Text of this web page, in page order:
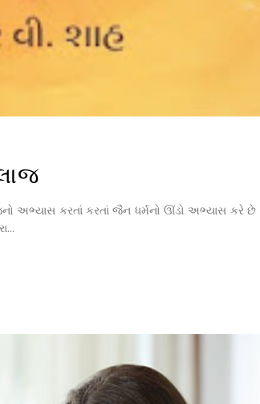
અભ્યાસ કરતાં કરતાં જૈન ધર્મનો ઊંડો અભ્યાસ કરે